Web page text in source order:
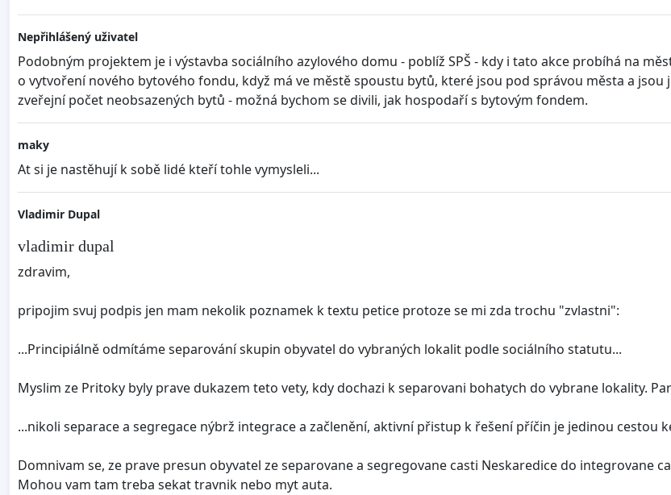
Nepřihlášený uživatel
Podobným projektem je i výstavba sociálního azylového domu - poblíž SPŠ - kdy i tato akce probíhá na
o vytvoření nového bytového fondu, když má ve městě spoustu bytů, které jsou pod správou města a
zveřejní počet neobsazených bytů - možná bychom se divili, jak hospodaří s bytovým fondem.
maky
At si je nastěhují k sobě lidé kteří tohle vymysleli...
Vladimir Dupal
vladimir dupal
zdravim,
pripojim svuj podpis jen mam nekolik poznamek k textu petice protoze se mi zda trochu "zvlastni":
...Principiálně odmítáme separování skupin obyvatel do vybraných lokalit podle sociálního statutu...
Myslim ze Pritoky byly prave dukazem teto vety, kdy dochazi k separovani bohatych do vybrane lokality.
...nikoli separace a segregace nýbrž integrace a začlenění, aktivní přistup k řešení příčin je jedinou cestou
Domnivam se, ze prave presun obyvatel ze separovane a segregovane casti Neskaredice do integrovane
Mohou vam tam treba sekat travnik nebo myt auta.